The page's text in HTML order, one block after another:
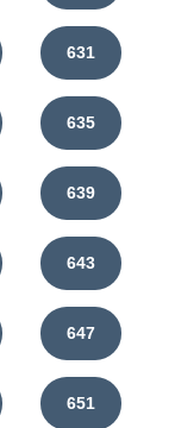
631
635
639
643
647
651